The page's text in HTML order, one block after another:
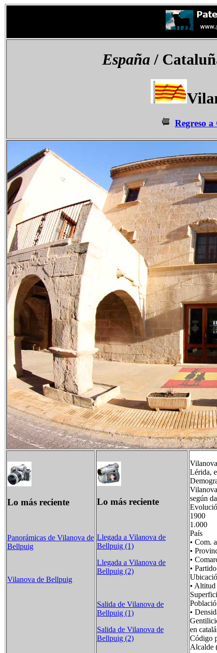
España/
Regreso
Lo más reciente
Panorámicas de Vilanova de
Bellpuig
Vilanova de Bellpuig
Lo más reciente
Llegada a Vilanova de
Bellpuig (1)
Llegada a Vilanova de
Bellpuig (2)
Salida de Vilanova de
Bellpuig (1)
Salida de Vilanova de
Bellpuig (2)
Lérida,
según
1900
1.000
País
•
•
•
•
•
•
en
Código
Alcalde